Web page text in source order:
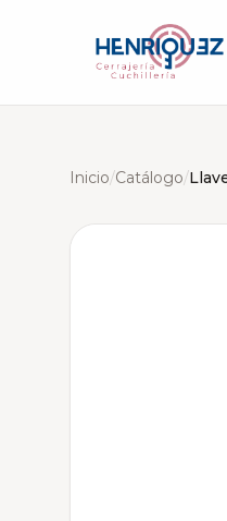
Inicio/Catálogo/